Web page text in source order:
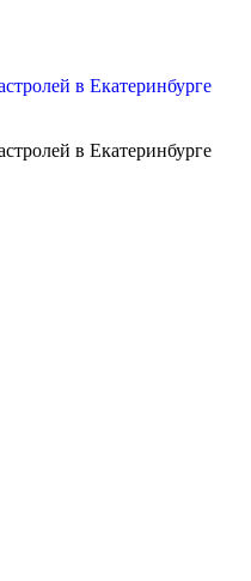
в Екатеринбурге
в Екатеринбурге